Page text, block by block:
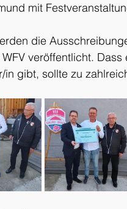
mit
die
veröffentlicht.
in gibt, sollte zu